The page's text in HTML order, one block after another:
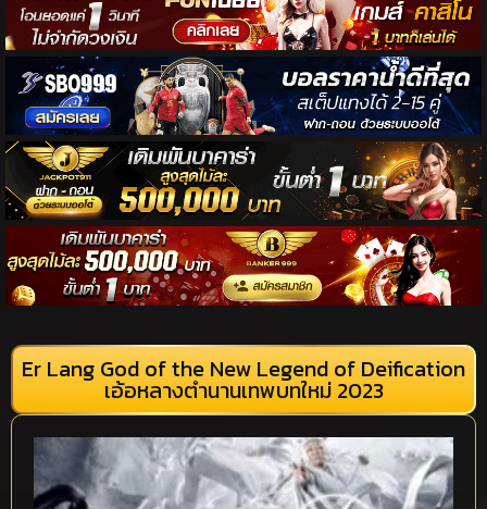
Er Lang God of the New Legend of Deification
เอ้อหลางตำนานเทพบทใหม่ 2023